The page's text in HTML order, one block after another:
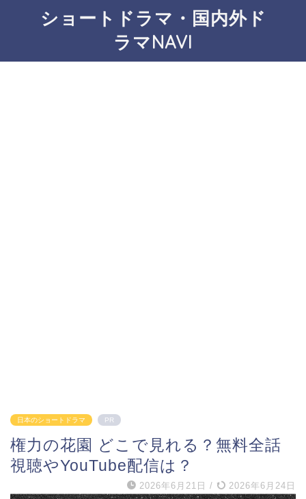
ショートドラマ・国内外ド
ラマNAVI
日本のショートドラマ PR
権力の花園 どこで見れる？無料全話
視聴やYouTube配信は？
2026年6月21日 / 2026年6月24日